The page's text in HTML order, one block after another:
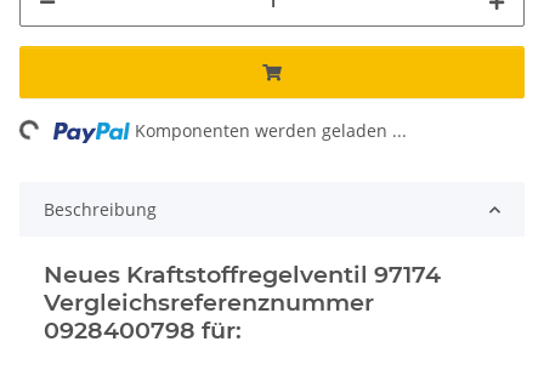
Komponenten werden geladen ...
Beschreibung
Neues Kraftstoffregelventil 97174
Vergleichsreferenznummer
0928400798 für: